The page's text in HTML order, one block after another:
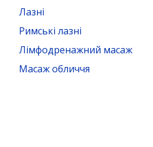
Лазні
Римські лазні
Лімфодренажний масаж
Масаж обличчя